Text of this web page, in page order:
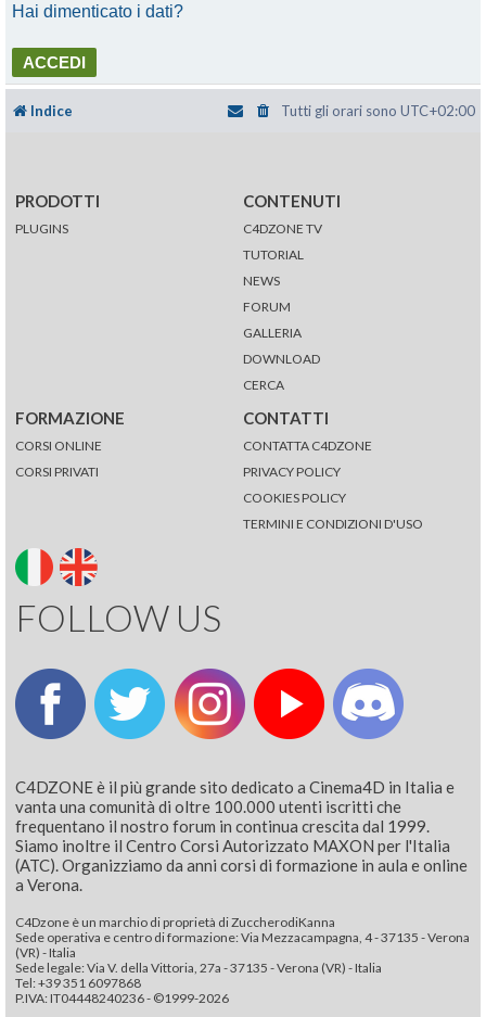
Hai dimenticato i dati?
Indice Tutti gli orari sono UTC+02:00
PRODOTTI
PLUGINS
CONTENUTI
C4DZONE TV
TUTORIAL
NEWS
FORUM
GALLERIA
DOWNLOAD
CERCA
FORMAZIONE
CORSI ONLINE
CORSI PRIVATI
CONTATTI
CONTATTA C4DZONE
PRIVACY POLICY
COOKIES POLICY
TERMINI E CONDIZIONI D'USO
FOLLOW US
C4DZONE è il più grande sito dedicato a Cinema4D in Italia e
vanta una comunità di oltre 100.000 utenti iscritti che
frequentano il nostro forum in continua crescita dal 1999.
Siamo inoltre il Centro Corsi Autorizzato MAXON per l'Italia
(ATC). Organizziamo da anni corsi di formazione in aula e online
a Verona.
C4Dzone è un marchio di proprietà di ZuccherodiKanna
Sede operativa e centro di formazione: Via Mezzacampagna, 4 - 37135 - Verona
(VR) - Italia
Sede legale: Via V. della Vittoria, 27a - 37135 - Verona (VR) - Italia
Tel: +39 351 6097868‬
P.IVA: IT04448240236 - ©1999-2026